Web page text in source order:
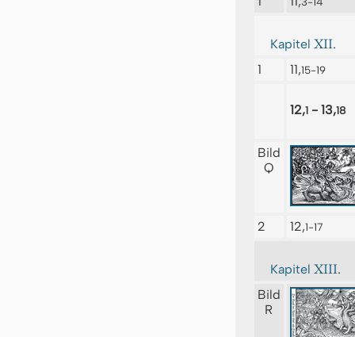
Kapitel XII.
1 11,15-19
12,1- 13,18
Bild
Q
2 12,1-17
Kapitel XIII.
Bild
R